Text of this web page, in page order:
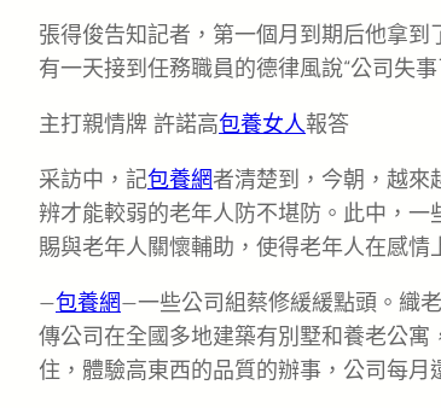
張得俊告知記者，第一個月到期后他拿
有一天接到任務職員的德律風說“公司失
主打親情牌 許諾高包養女人報答
采訪中，記包養網者清楚到，今朝，越來
辨才能較弱的老年人防不堪防。此中，
賜與老年人關懷輔助，使得老年人在感情
—包養網—一些公司組蔡修緩緩點頭。織
傳公司在全國多地建築有別墅和養老公
住，體驗高東西的品質的辦事，公司每月